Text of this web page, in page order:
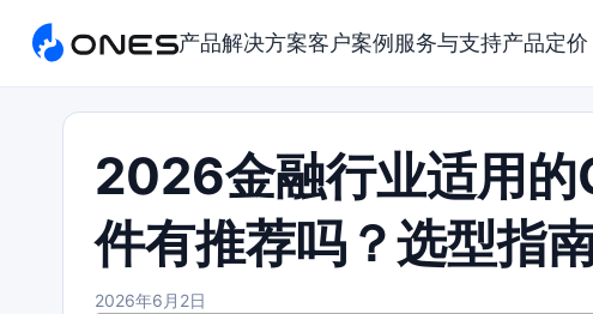
产品解决方案客户案例 服务与支持产品定价
2026金融行业适用
件有推荐吗？选型指
2026年6月2日